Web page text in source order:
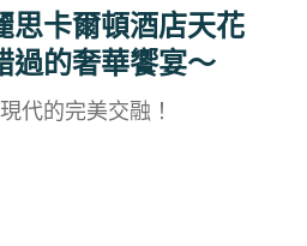
思卡爾頓酒店天花
過的奢華饗宴～
代的完美交融！